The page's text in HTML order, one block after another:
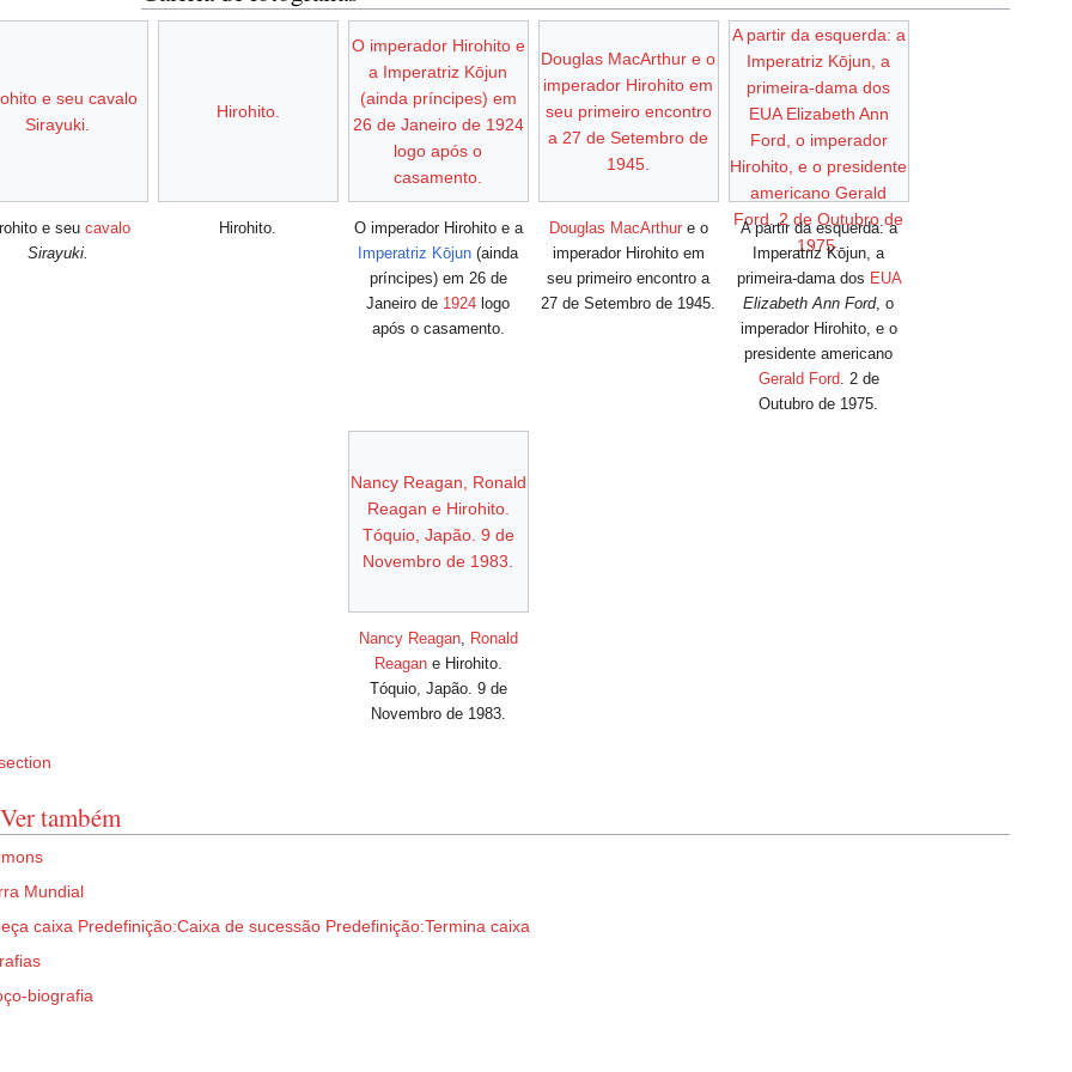
e seu cavalo
Sirayuki.
e seu cavalo
Sirayuki.
Hirohito.
Hirohito.
O imperador Hirohito e
a Imperatriz Kōjun
(ainda príncipes) em
26 de Janeiro de 1924
logo após o
casamento.
O imperador Hirohito e a
Imperatriz Kōjun (ainda
príncipes) em 26 de
Janeiro de 1924 logo
após o casamento.
Douglas MacArthur e o
imperador Hirohito em
seu primeiro encontro
a 27 de Setembro de
1945.
Douglas MacArthure o
imperador Hirohito em
seu primeiro encontro a
27 de Setembro de 1945.
A partir da esquerda: a
Imperatriz Kōjun, a
primeira-dama dos
EUA Elizabeth Ann
Ford, o imperador
Hirohito, e o presidente
americano Gerald
Ford. 2 de Outubro de
1975.
A partir da esquerda: a
Imperatriz Kōjun, a
primeira-dama dos EUA
Elizabeth Ann Ford, o
imperador Hirohito, e o
presidente americano
Gerald Ford. 2 de
Outubro de 1975.
Nancy Reagan, Ronald
Reagan e Hirohito.
Tóquio, Japão. 9 de
Novembro de 1983.
Nancy Reagan, Ronald
Reagane Hirohito.
Tóquio, Japão. 9 de
Novembro de 1983.
também
Mundial
caixa Predefinição:Caixa de sucessão Predefinição:Termina caixa
biografia